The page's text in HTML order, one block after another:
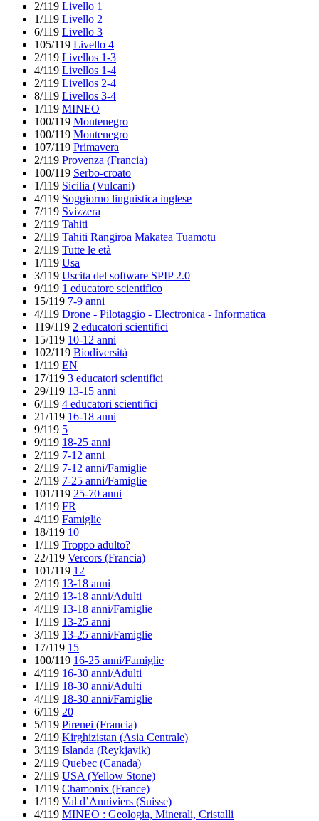
2/119 Livello 1
1/119 Livello 2
6/119 Livello 3
105/119 Livello 4
2/119 Livellos 1-3
4/119 Livellos 1-4
2/119 Livellos 2-4
8/119 Livellos 3-4
1/119 MINEO
100/119 Montenegro
100/119 Montenegro
107/119 Primavera
2/119 Provenza (Francia)
100/119 Serbo-croato
1/119 Sicilia (Vulcani)
4/119 Soggiorno linguistica inglese
7/119 Svizzera
2/119 Tahiti
2/119 Tahiti Rangiroa Makatea Tuamotu
2/119 Tutte le età
1/119 Usa
3/119 Uscita del software SPIP 2.0
9/119 1 educatore scientifico
15/119 7-9 anni
4/119 Drone - Pilotaggio - Electronica - Informatica
119/119 2 educatori scientifici
15/119 10-12 anni
102/119 Biodiversità
1/119 EN
17/119 3 educatori scientifici
29/119 13-15 anni
6/119 4 educatori scientifici
21/119 16-18 anni
9/119 5
9/119 18-25 anni
2/119 7-12 anni
2/119 7-12 anni/Famiglie
2/119 7-25 anni/Famiglie
101/119 25-70 anni
1/119 FR
4/119 Famiglie
18/119 10
1/119 Troppo adulto?
22/119 Vercors (Francia)
101/119 12
2/119 13-18 anni
2/119 13-18 anni/Adulti
4/119 13-18 anni/Famiglie
1/119 13-25 anni
3/119 13-25 anni/Famiglie
17/119 15
100/119 16-25 anni/Famiglie
4/119 16-30 anni/Adulti
1/119 18-30 anni/Adulti
4/119 18-30 anni/Famiglie
6/119 20
5/119 Pirenei (Francia)
2/119 Kirghizistan (Asia Centrale)
3/119 Islanda (Reykjavik)
2/119 Quebec (Canada)
2/119 USA (Yellow Stone)
1/119 Chamonix (France)
1/119 Val d’Anniviers (Suisse)
4/119 MINEO : Geologia, Minerali, Cristalli